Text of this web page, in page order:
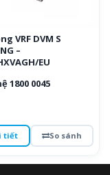
VRF DVM S
–
EU
1800 0045
tiết So sánh